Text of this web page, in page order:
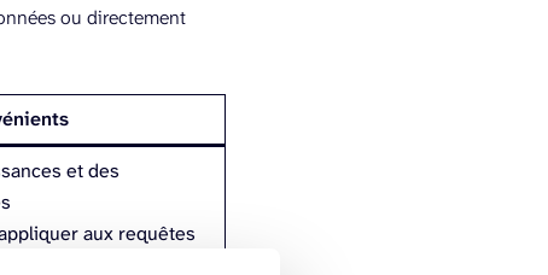
ou directement
et des
aux requêtes